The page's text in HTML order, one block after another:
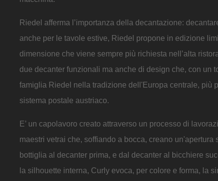
Riedel afferma l’importanza della decantazione:
anche per le tavole estive, Riedel propone in edizione
dimensione che viene sempre più richiesta nell’alta
due decanter funzionali ma anche di design che, con un
famiglia Riedel nella tradizione dell'Europa centrale, più
sistema postale austriaco.
E’ un capolavoro creato attraverso un processo di
maestri vetrai che, soffiando a bocca, creano
bottiglia al decanter prima, e dal decanter al bicchiere
la silhouette interna, Curly evoca, per colore e forma, la